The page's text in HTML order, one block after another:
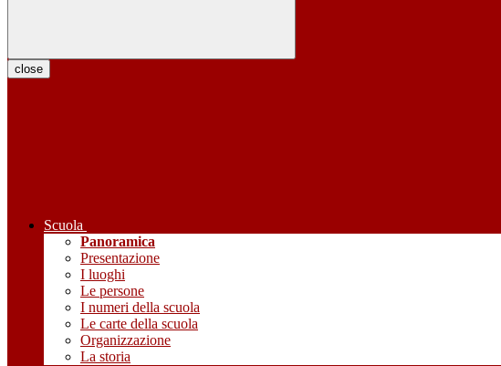
close
Scuola
Panoramica
Presentazione
I luoghi
Le persone
I numeri della scuola
Le carte della scuola
Organizzazione
La storia